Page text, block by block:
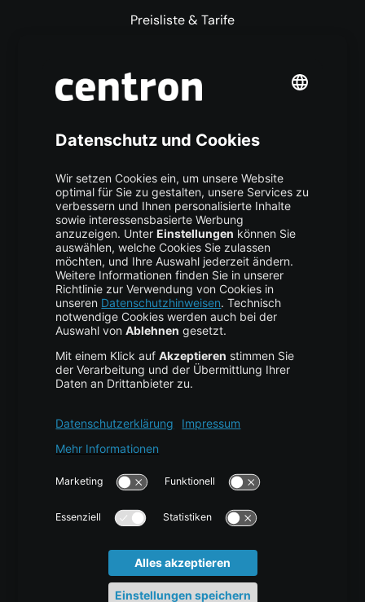
Preisliste & Tarife
Mehr centron
High Availability
Trust Center
Data Recovery
Backup Service
Business Hosting
Cloud Storage
Cloud Anbieter
Leitfaden & Übersicht
News